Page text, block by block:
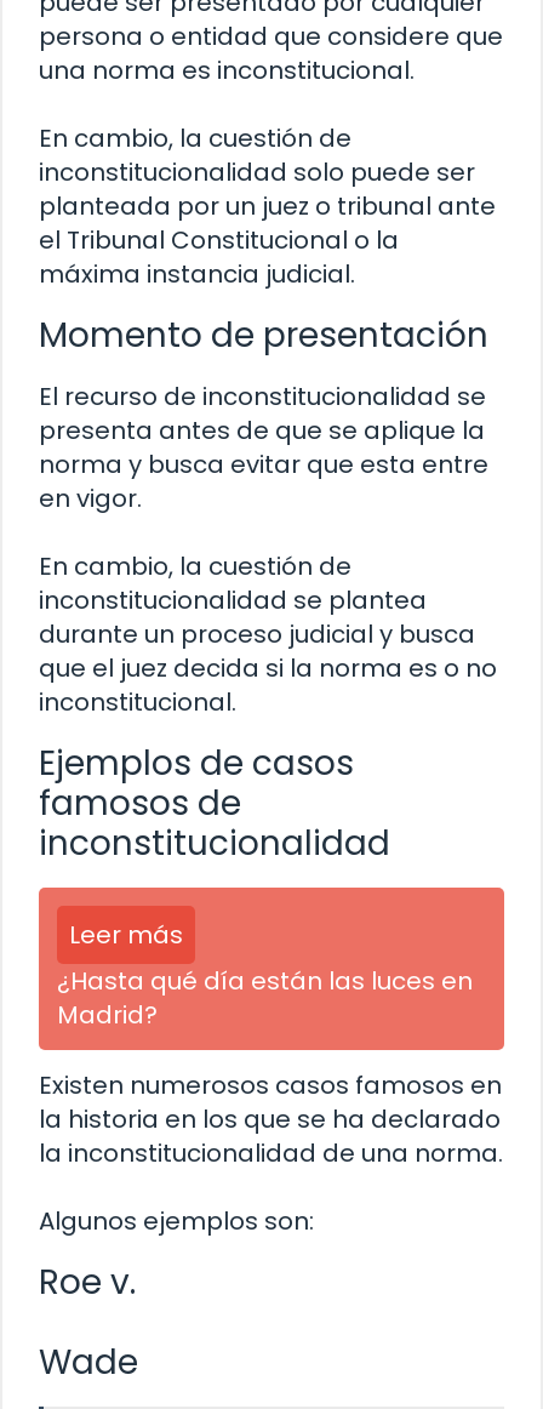
persona o entidad que considere que
una norma es inconstitucional.
En cambio, la cuestión de
inconstitucionalidad solo puede ser
planteada por un juez o tribunal ante
el Tribunal Constitucional o la
máxima instancia judicial.
Momento de presentación
El recurso de inconstitucionalidad se
presenta antes de que se aplique la
norma y busca evitar que esta entre
en vigor.
En cambio, la cuestión de
inconstitucionalidad se plantea
durante un proceso judicial y busca
que el juez decida si la norma es o no
inconstitucional.
Ejemplos de casos
famosos de
inconstitucionalidad
Leer más
¿Hasta qué día están las luces en
Madrid?
Existen numerosos casos famosos en
la historia en los que se ha declarado
la inconstitucionalidad de una norma.
Algunos ejemplos son:
Roe v.
Wade